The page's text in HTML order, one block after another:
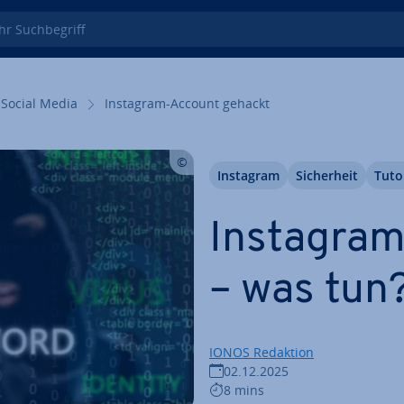
Such­be­griff
Social Media Instagram-Account gehackt
– was
IONOS Redaktion
02.12.2025
8 mins
Instagram Si­cher­heit